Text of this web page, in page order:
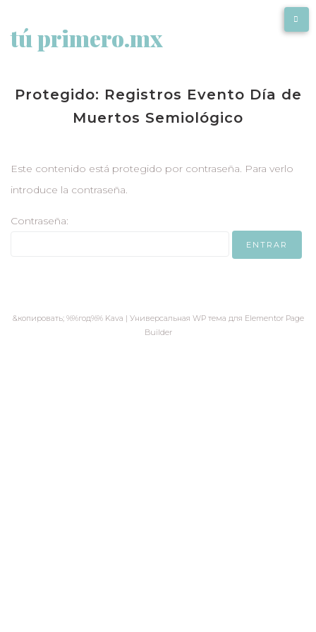
tú primero.mx
Protegido: Registros Evento Día de
Muertos Semiológico
Este contenido está protegido por contraseña. Para verlo
introduce la contraseña.
Contraseña:
&копировать; %%год%% Kava | Универсальная WP тема для Elementor Page
Builder